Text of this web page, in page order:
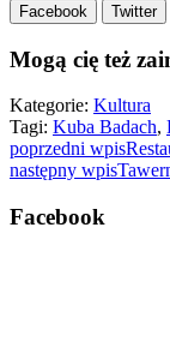
Facebook Twitter
Mogą cię też
Kategorie: Kultura
Tagi: Kuba Badach,
poprzedni wpis
następny wpis
Facebook